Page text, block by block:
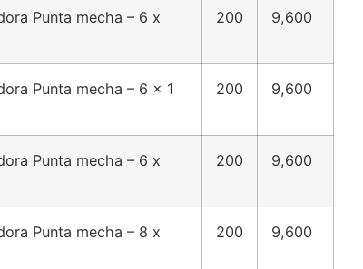
Punta mecha – 6 x
200 9,600
Punta mecha – 6 x 1 200 9,600
Punta mecha – 6 x
200 9,600
Punta mecha – 8 x
200 9,600